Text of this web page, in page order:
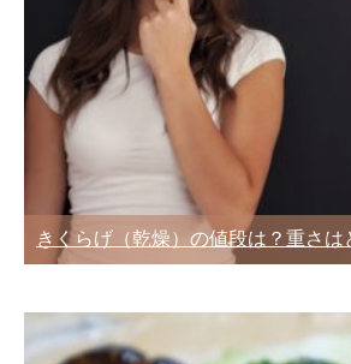
きくらげ（乾燥）の値段は？重さは